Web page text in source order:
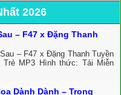
2026
– F47 x Đặng Thanh
– F47 x Đặng Thanh Tuyền
Trẻ MP3 Hình thức: Tải Miễn
Dành Dành – Trọng